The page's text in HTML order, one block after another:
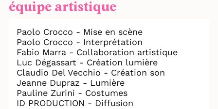
équipe artistique
Paolo Crocco - Mise en scène
Paolo Crocco - Interprétation
Fabio Marra - Collaboration artistique
Luc Dégassart - Création lumière
Claudio Del Vecchio - Création son
Jeanne Dupraz - Lumière
Pauline Zurini - Costumes
ID PRODUCTION - Diffusion